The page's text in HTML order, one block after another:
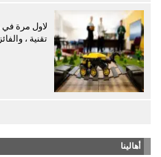
لاول مرة
تقنية ،
أهالينا